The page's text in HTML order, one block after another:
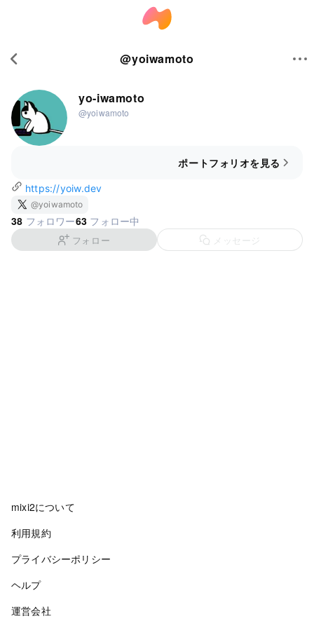
@yoiwamoto
yo-iwamoto
@yoiwamoto
ポートフォリオを見る
https://yoiw.dev
@yoiwamoto
38 フォロワー63 フォロー中
フォロー メッセージ
mixi2について
利用規約
プライバシーポリシー
ヘルプ
運営会社